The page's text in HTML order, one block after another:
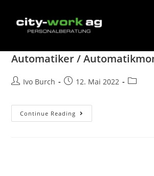
Automatiker /
Ivo Burch 12. Mai 2022
Continue Reading